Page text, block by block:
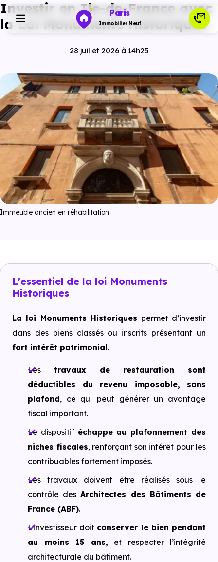
Paris
Immobilier Neuf
Habiter
Investir
Actualités
Ressources
Financer
Investir en Ile-de-France avec
la Loi Monuments Historiques
28 juillet 2026 à 14h25
Immeuble ancien en réhabilitation
L'essentiel de la loi Monuments
Historiques
La loi Monuments Historiques permet d’investir
dans des biens classés ou inscrits présentant un
fort intérêt patrimonial.
Les travaux de restauration sont
déductibles du revenu imposable, sans
plafond, ce qui peut générer un avantage
fiscal important.
Le dispositif échappe au plafonnement des
niches fiscales, renforçant son intérêt pour les
contribuables fortement imposés.
Les travaux doivent être réalisés sous le
contrôle desArchitectes des Bâtiments de
France (ABF).
L’investisseur doit conserver le bien pendant
au moins 15 ans, et respecter l’intégrité
architecturale du bâtiment.